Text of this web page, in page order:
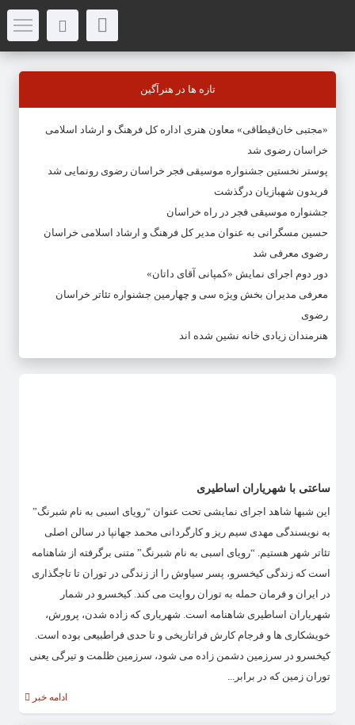
تازه ها در هنرآگین
«مجتبی خان‌قیطاقی» معاون هنری اداره کل فرهنگ و ارشاد اسلامی
خراسان رضوی شد
پوستر نخستین جشنواره موسیقی فجر خراسان رضوی رونمایی شد
فریدون شهبازیان درگذشت
جشنواره موسیقی فجر در راه خراسان
حسین مسگرانی به عنوان مدیر کل فرهنگ و ارشاد اسلامی خراسان
رضوی معرفی شد
دور دوم اجرای نمایش «کمپانی آقای داتان»
معرفی مدیران بخش ویژه سی و چهارمین جشنواره تئاتر خراسان
رضوی
هنرمندان زیادی خانه نشین شده اند
ساعتی با شهریاران اساطیری
این شبها شاهد اجرای نمایشی تحت عنوان “رویای اسبی به نام شبرنگ”
به نویسندگی مهدی سیم ریز و کارگردانی محمد جهانپا در سالن اصلی
تئاتر شهر هستیم. “رویای اسبی به نام شبرنگ” متنی برگرفته از شاهنامه
است که زندگی کیخسرو، پسر سیاوش را از زندگی در توران تا تاجگذاری
در ایران و فرمان حمله به توران روایت می کند. کیخسرو در شمار
شهریاران اساطیری شاهنامه است. شهریاری که زاده شدن، پرورش،
خویشکاری ها و فرجام کارش فراتاریخی و تا حدی فراطبیعی بوده است.
کیخسرو در سرزمین دشمن زاده می شود، سرزمین ظلمت و تیرگی یعنی
توران زمین که در برابر...
ادامه خبر